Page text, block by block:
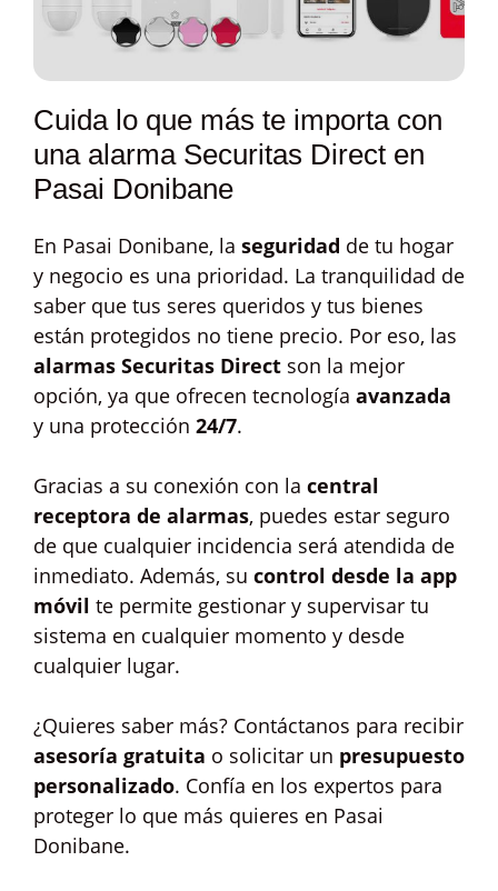
Cuida lo que más te importa con
una alarma Securitas Direct en
Pasai Donibane
En Pasai Donibane, la seguridad de tu hogar
y negocio es una prioridad. La tranquilidad de
saber que tus seres queridos y tus bienes
están protegidos no tiene precio. Por eso, las
alarmas Securitas Direct son la mejor
opción, ya que ofrecen tecnología avanzada
y una protección 24/7.
Gracias a su conexión con la central
receptora de alarmas, puedes estar seguro
de que cualquier incidencia será atendida de
inmediato. Además, su control desde la app
móvil te permite gestionar y supervisar tu
sistema en cualquier momento y desde
cualquier lugar.
¿Quieres saber más? Contáctanos para recibir
asesoría gratuita o solicitar un presupuesto
personalizado. Confía en los expertos para
proteger lo que más quieres en Pasai
Donibane.